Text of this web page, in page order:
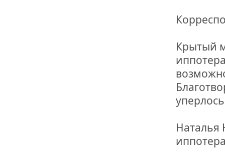
Крытый
Наталья